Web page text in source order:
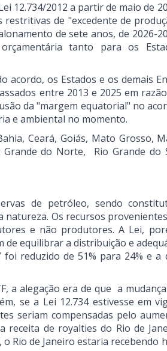
12.734/2012 a partir de maio de
de "excedente de
de sete anos, de 2026-
tanto para os
acordo, os Estados e os demais
entre 2013 e 2025 em
da "margem equatorial" no
e ambiental no momento.
Ceará, Goiás, Mato Grosso,
Grande do Norte, Rio Grande do
de petróleo, sendo
Os recursos
e não produtores. A Lei,
de equilibrar a distribuição e
reduzido de 51% para 24% e a
a alegação era de que a
se a Lei 12.734 estivesse em
seriam compensadas pelo
receita de royalties do Rio de
o Rio de Janeiro estaria recebendo